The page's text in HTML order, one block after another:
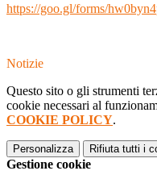
https://goo.gl/forms/
Notizie
Questo sito o gli strumenti
cookie necessari al
COOKIE POLICY.
Personalizza Rifiuta tutti i
Gestione cookie